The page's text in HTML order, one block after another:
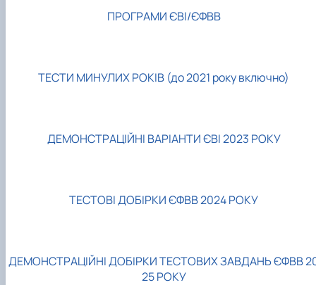
ПРОГРАМИ ЄВІ/ЄФВВ
ТЕСТИ МИНУЛИХ РОКІВ (до 2021 року включно)
ДЕМОНСТРАЦІЙНІ ВАРІАНТИ ЄВІ 2023 РОКУ
ТЕСТОВІ ДОБІРКИ ЄФВВ 2024 РОКУ
ДЕМОНСТРАЦІЙНІ ДОБІРКИ ТЕСТОВИХ ЗАВДАНЬ ЄФВВ
25 РОКУ